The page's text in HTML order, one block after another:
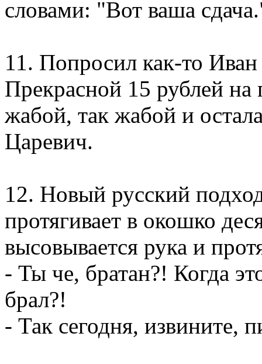
словами: "Вот ваша
11. Попросил как-то
Прекрасной 15 рублей
жабой, так жабой и
Царевич.
12. Новый русский
протягивает в окошко
высовывается рука и
- Ты че, братан?! Когда
брал?!
- Так сегодня, извините,